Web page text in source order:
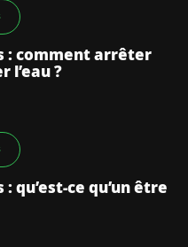
: comment arrêter
l’eau ?
: qu’est-ce qu’un être